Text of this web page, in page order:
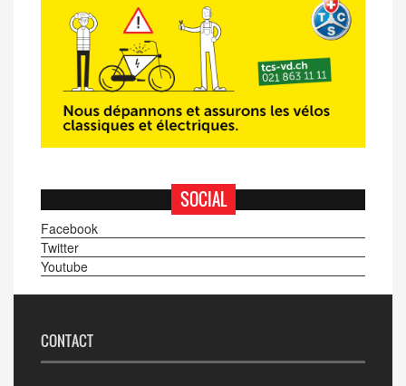
SOCIAL
Facebook
Twitter
Youtube
CONTACT